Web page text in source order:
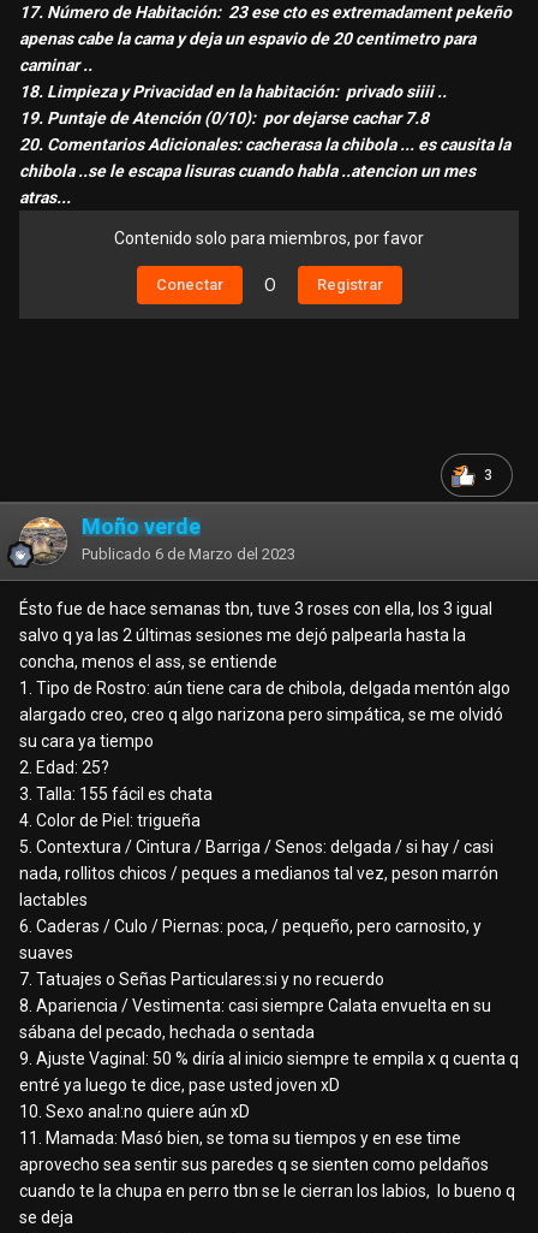
17. Número de Habitación: 23 ese cto es extremadament pekeño
apenas cabe la cama y deja un espavio de 20 centimetro para
caminar ..
18. Limpieza y Privacidad en la habitación: privado siiii ..
19. Puntaje de Atención (0/10): por dejarse cachar 7.8
20. Comentarios Adicionales: cacherasa la chibola ... es causita la
chibola ..se le escapa lisuras cuando habla ..atencion un mes
atras...
Contenido solo para miembros, por favor
Conectar O Registrar
3
Moño verde
Publicado 6 de Marzo del 2023
Ésto fue de hace semanas tbn, tuve 3 roses con ella, los 3 igual
salvo q ya las 2 últimas sesiones me dejó palpearla hasta la
concha, menos el ass, se entiende
1. Tipo de Rostro: aún tiene cara de chibola, delgada mentón algo
alargado creo, creo q algo narizona pero simpática, se me olvidó
su cara ya tiempo
2. Edad: 25?
3. Talla: 155 fácil es chata
4. Color de Piel: trigueña
5. Contextura / Cintura / Barriga / Senos: delgada / si hay / casi
nada, rollitos chicos / peques a medianos tal vez, peson marrón
lactables
6. Caderas / Culo / Piernas: poca, / pequeño, pero carnosito, y
suaves
7. Tatuajes o Señas Particulares:si y no recuerdo
8. Apariencia / Vestimenta: casi siempre Calata envuelta en su
sábana del pecado, hechada o sentada
9. Ajuste Vaginal: 50 % diría al inicio siempre te empila x q cuenta q
entré ya luego te dice, pase usted joven xD
10. Sexo anal:no quiere aún xD
11. Mamada: Masó bien, se toma su tiempos y en ese time
aprovecho sea sentir sus paredes q se sienten como peldaños
cuando te la chupa en perro tbn se le cierran los labios, lo bueno q
se deja